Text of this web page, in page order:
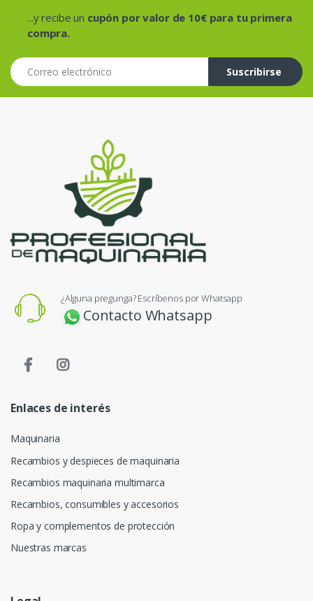
...y recibe un cupón por valor de 10€ para tu primera
compra.
Correo electrónico
Suscribirse
¿Alguna pregunga? Escríbenos por Whatsapp
Contacto Whatsapp
Enlaces de interés
Maquinaria
Recambios y despieces de maquinaria
Recambios maquinaria multimarca
Recambios, consumibles y accesorios
Ropa y complementos de protección
Nuestras marcas